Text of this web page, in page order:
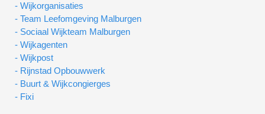
- Wijkorganisaties
- Team Leefomgeving Malburgen
- Sociaal Wijkteam Malburgen
- Wijkagenten
- Wijkpost
- Rijnstad Opbouwwerk
- Buurt & Wijkcongierges
- Fixi